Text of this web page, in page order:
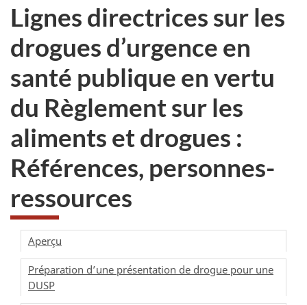
Lignes directrices sur les
drogues d’urgence en
santé publique en vertu
du Règlement sur les
aliments et drogues :
Références, personnes-
ressources
Aperçu
Préparation d’une présentation de drogue pour une
DUSP